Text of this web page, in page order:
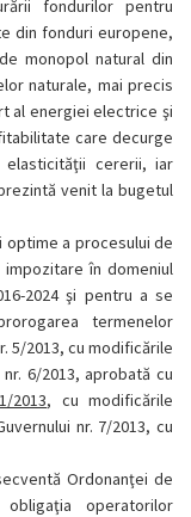
fondurilor pentru
din fonduri europene,
monopol natural din
naturale, mai precis
al energiei electrice şi
care decurge
cererii, iar
venit la bugetul
optime a procesului de
în domeniul
2024 şi pentru a se
termenelor
5/2013, cu modificările
6/2013, aprobată cu
2013, cu modificările
nr. 7/2013, cu
Ordonanţei de
obligaţia operatorilor